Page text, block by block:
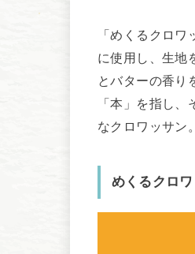
「めくるクロ
に使用し、生地
とバターの香り
「本」を指し
なクロワッサン
めくるクロ